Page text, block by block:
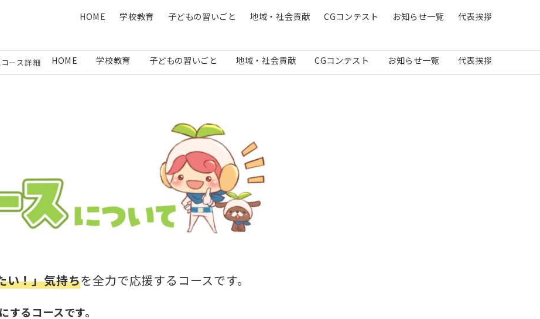
HOME 学校教育 子どもの習いごと 地域・社会貢献 CGコンテスト お知らせ一覧 代表挨拶
HOME 学校教育 子どもの習いごと 地域・社会貢献 CGコンテスト お知らせ一覧 代表挨拶
ース詳細
い！」気持ちを全力で応援するコースです。
るコースです。